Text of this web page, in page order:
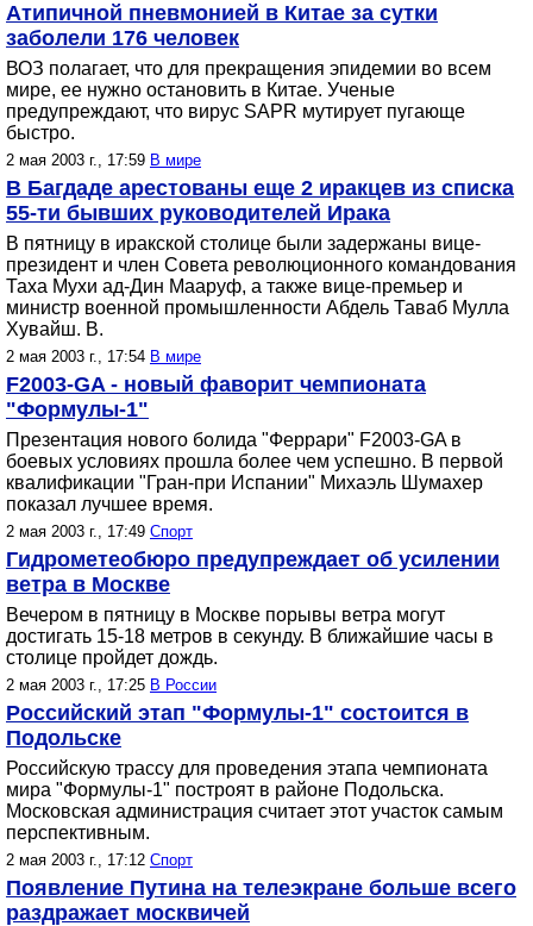
Атипичной пневмонией в Китае за сутки
заболели 176 человек
ВОЗ полагает, что для прекращения эпидемии во всем
мире, ее нужно остановить в Китае. Ученые
предупреждают, что вирус SAPR мутирует пугающе
быстро.
2 мая 2003 г., 17:59 В мире
В Багдаде арестованы еще 2 иракцев из списка
55-ти бывших руководителей Ирака
В пятницу в иракской столице были задержаны вице-
президент и член Совета революционного командования
Таха Мухи ад-Дин Мааруф, а также вице-премьер и
министр военной промышленности Абдель Таваб Мулла
Хувайш. В.
2 мая 2003 г., 17:54 В мире
F2003-GA - новый фаворит чемпионата
"Формулы-1"
Презентация нового болида "Феррари" F2003-GA в
боевых условиях прошла более чем успешно. В первой
квалификации "Гран-при Испании" Михаэль Шумахер
показал лучшее время.
2 мая 2003 г., 17:49 Спорт
Гидрометеобюро предупреждает об усилении
ветра в Москве
Вечером в пятницу в Москве порывы ветра могут
достигать 15-18 метров в секунду. В ближайшие часы в
столице пройдет дождь.
2 мая 2003 г., 17:25 В России
Российский этап "Формулы-1" состоится в
Подольске
Российскую трассу для проведения этапа чемпионата
мира "Формулы-1" построят в районе Подольска.
Московская администрация считает этот участок самым
перспективным.
2 мая 2003 г., 17:12 Спорт
Появление Путина на телеэкране больше всего
раздражает москвичей